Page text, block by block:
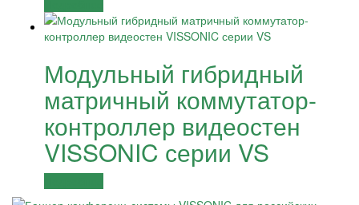
Модульный гибридный
матричный коммутатор-
контроллер видеостен
VISSONIC серии VS